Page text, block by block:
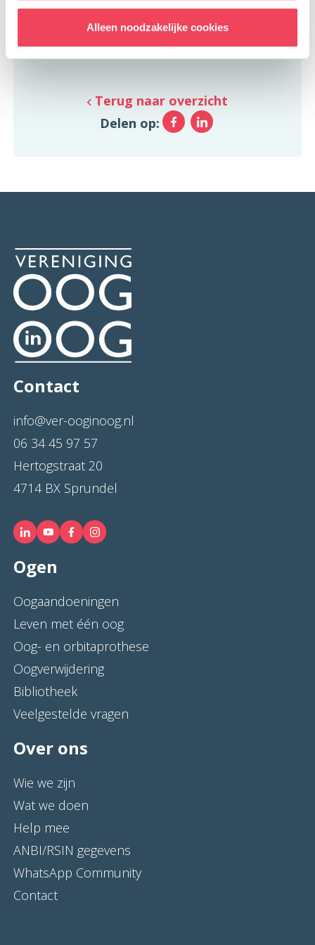
Alleen noodzakelijke cookies
oogje geopereerde popje!
Anita Hol-Bubeck
Terug naar overzicht
Delen op:
Facebook
LinkedIn
Contact
info@ver-ooginoog.nl
06 34 45 97 57
Hertogstraat 20
4714 BX Sprundel
Ogen
Oogaandoeningen
Leven met één oog
Oog- en orbitaprothese
Oogverwijdering
Bibliotheek
Veelgestelde vragen
Over ons
Wie we zijn
Wat we doen
Help mee
ANBI/RSIN gegevens
WhatsApp Community
Contact